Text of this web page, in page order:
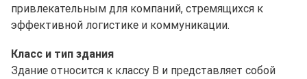
привлекательным для компаний, стремящихся к
эффективной логистике и коммуникации.
Класс и тип здания
Здание относится к классу B и представляет собой